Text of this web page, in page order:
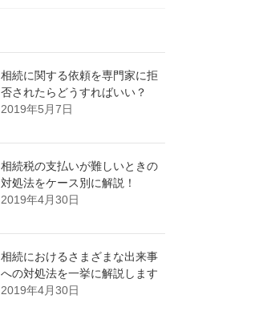
相続に関する依頼を専門家に拒
否されたらどうすればいい？
2019年5月7日
相続税の支払いが難しいときの
対処法をケース別に解説！
2019年4月30日
相続におけるさまざまな出来事
への対処法を一挙に解説します
2019年4月30日